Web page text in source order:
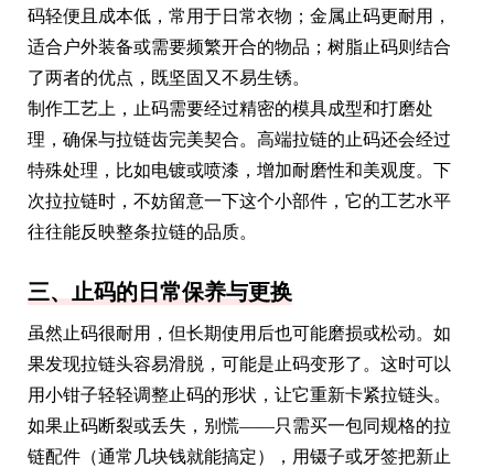
码轻便且成本低，常用于日常衣物；金属止码更耐用，
适合户外装备或需要频繁开合的物品；树脂止码则结合
了两者的优点，既坚固又不易生锈。
制作工艺上，止码需要经过精密的模具成型和打磨处
理，确保与拉链齿完美契合。高端拉链的止码还会经过
特殊处理，比如电镀或喷漆，增加耐磨性和美观度。下
次拉拉链时，不妨留意一下这个小部件，它的工艺水平
往往能反映整条拉链的品质。
三、止码的日常保养与更换
虽然止码很耐用，但长期使用后也可能磨损或松动。如
果发现拉链头容易滑脱，可能是止码变形了。这时可以
用小钳子轻轻调整止码的形状，让它重新卡紧拉链头。
如果止码断裂或丢失，别慌——只需买一包同规格的拉
链配件（通常几块钱就能搞定），用镊子或牙签把新止